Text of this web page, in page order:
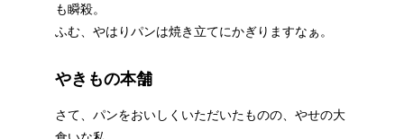
も瞬殺。
ふむ、やはりパンは焼き立てにかぎりますなぁ。
やきもの本舗
さて、パンをおいしくいただいたものの、やせの大